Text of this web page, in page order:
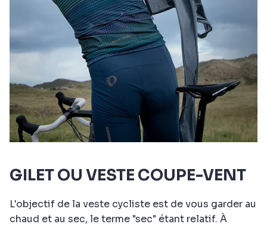
GILET OU VESTE COUPE-VENT
L'objectif de la veste cycliste est de vous garder au
chaud et au sec, le terme "sec" étant relatif. À